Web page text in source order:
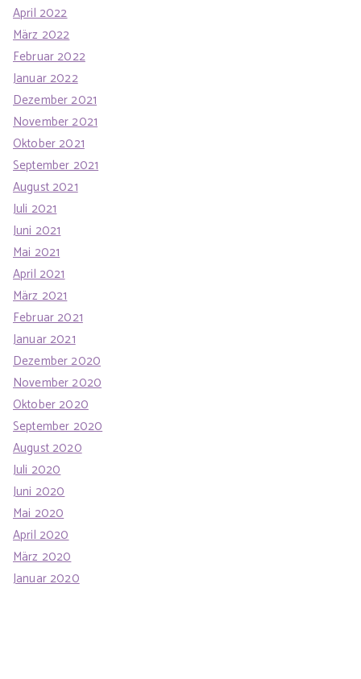
April 2022
März 2022
Februar 2022
Januar 2022
Dezember 2021
November 2021
Oktober 2021
September 2021
August 2021
Juli 2021
Juni 2021
Mai 2021
April 2021
März 2021
Februar 2021
Januar 2021
Dezember 2020
November 2020
Oktober 2020
September 2020
August 2020
Juli 2020
Juni 2020
Mai 2020
April 2020
März 2020
Januar 2020